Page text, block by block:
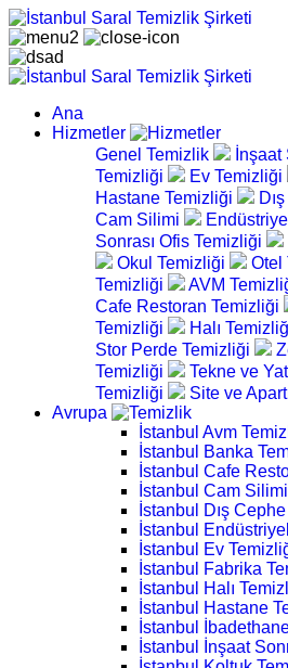
Ana
Hizmetler
Genel Temizlik
Temizliği
Ev Temizliği
Hastane Temizliği
Cam Silimi
Sonrası Ofis Temizliği
Okul Temizliği
Otel
Temizliği
AVM
Cafe Restoran Temizliği
Temizliği
Halı
Stor Perde Temizliği
Temizliği
Tekne ve
Temizliği
Site ve
Avrupa
İstanbul Avm
İstanbul Banka
İstanbul Cafe
İstanbul Cam Silimi
İstanbul Dış
İstanbul
İstanbul Ev
İstanbul Fabrika
İstanbul Halı
İstanbul Hastane
İstanbul
İstanbul İnşaat